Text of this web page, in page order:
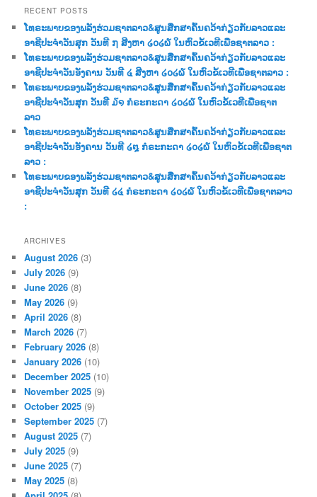
r
c
h
RECENT POSTS
ໂທຣະພາບຂອງພລັງຮ່ວມຊາຕລາວ&ສູນສືກສາຄົ້ນຄວ້າກ່ຽວກັບລາວແລະ
ອາຊີປະຈຳວັນສຸກ ວັນທີ ໗ ສີງຫາ ໒໐໒໖ ໃນຫົວຂໍ້ເວທີເພື່ອຊາຕລາວ :
ໂທຣະພາບຂອງພລັງຮ່ວມຊາຕລາວ&ສູນສືກສາຄົ້ນຄວ້າກ່ຽວກັບລາວແລະ
ອາຊີປະຈຳວັນອັງຄານ ວັນທີ ໔ ສີງຫາ ໒໐໒໖ ໃນຫົວຂໍ້ເວທີເພື່ອຊາຕລາວ :
ໂທຣະພາບຂອງພລັງຮ່ວມຊາຕລາວ&ສູນສືກສາຄົ້ນຄວ້າກ່ຽວກັບລາວແລະ
ອາຊີປະຈຳວັນສຸກ ວັນທີ ໓໑ ກໍຣະກະດາ ໒໐໒໖ ໃນຫົວຂໍ້ເວທີເພື່ອຊາຕ
ລາວ
ໂທຣະພາບຂອງພລັງຮ່ວມຊາຕລາວ&ສູນສືກສາຄົ້ນຄວ້າກ່ຽວກັບລາວແລະ
ອາຊີປະຈຳວັນອັງຄານ ວັນທີ ໒໘ ກໍຣະກະດາ ໒໐໒໖ ໃນຫົວຂໍ້ເວທີເພື່ອຊາຕ
ລາວ :
ໂທຣະພາບຂອງພລັງຮ່ວມຊາຕລາວ&ສູນສືກສາຄົ້ນຄວ້າກ່ຽວກັບລາວແລະ
ອາຊີປະຈຳວັນສຸກ ວັນທີ ໒໔ ກໍຣະກະດາ ໒໐໒໖ ໃນຫົວຂໍ້ເວທີເພື່ອຊາຕລາວ
:
ARCHIVES
August 2026 (3)
July 2026 (9)
June 2026 (8)
May 2026 (9)
April 2026 (8)
March 2026 (7)
February 2026 (8)
January 2026 (10)
December 2025 (10)
November 2025 (9)
October 2025 (9)
September 2025 (7)
August 2025 (7)
July 2025 (9)
June 2025 (7)
May 2025 (8)